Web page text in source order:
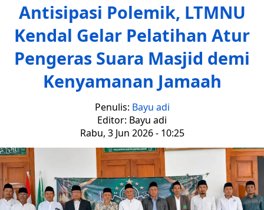
Antisipasi Polemik, LTMNU
Kendal Gelar Pelatihan Atur
Pengeras Suara Masjid demi
Kenyamanan Jamaah
Penulis: Bayu adi
Editor: Bayu adi
Rabu, 3 Jun 2026 - 10:25